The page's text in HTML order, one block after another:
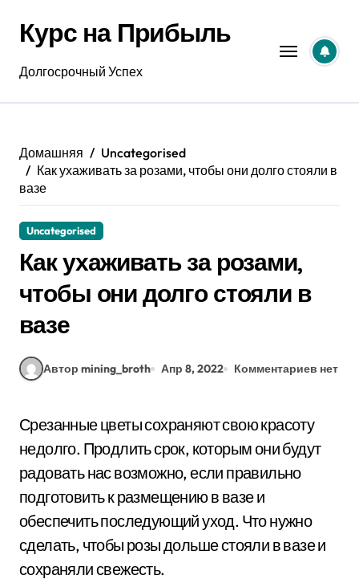
содержанию
Курс на Прибыль
Долгосрочный Успех
Домашняя
Uncategorised
Как ухаживать за розами, чтобы они долго стояли в
вазе
Uncategorised
Как ухаживать за розами,
чтобы они долго стояли в
вазе
Автор mining_broth Апр 8, 2022 Комментариев нет
Срезанные цветы сохраняют свою красоту
недолго. Продлить срок, которым они будут
радовать нас возможно, если правильно
подготовить к размещению в вазе и
обеспечить последующий уход. Что нужно
сделать, чтобы розы дольше стояли в вазе и
сохраняли свежесть.